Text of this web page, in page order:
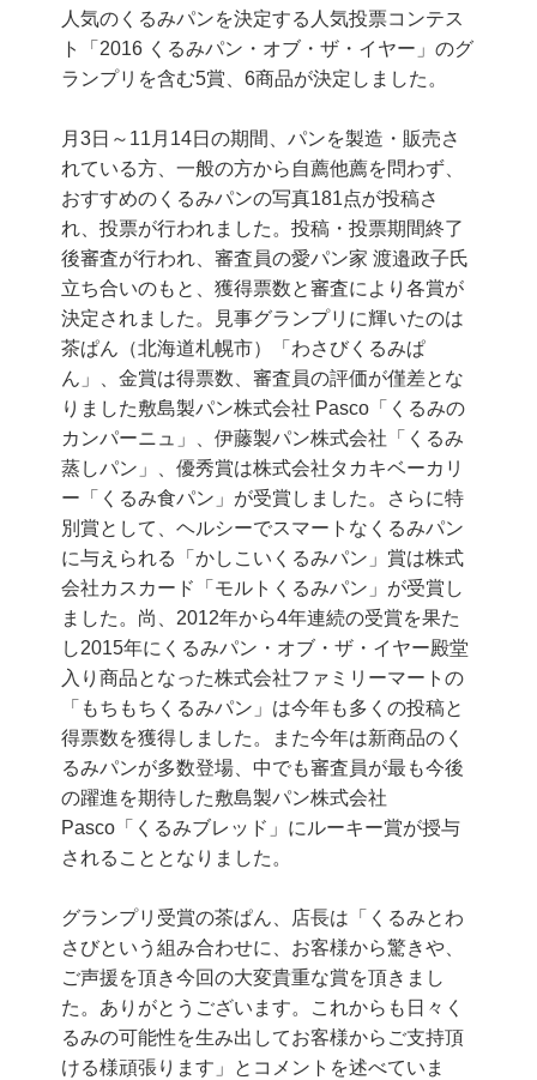
人気のくるみパンを決定する人気投票コンテス
ト「2016 くるみパン・オブ・ザ・イヤー」のグ
ランプリを含む5賞、6商品が決定しました。
月3日～11月14日の期間、パンを製造・販売さ
れている方、一般の方から自薦他薦を問わず、
おすすめのくるみパンの写真181点が投稿さ
れ、投票が行われました。投稿・投票期間終了
後審査が行われ、審査員の愛パン家 渡邉政子氏
立ち合いのもと、獲得票数と審査により各賞が
決定されました。見事グランプリに輝いたのは
茶ぱん（北海道札幌市）「わさびくるみぱ
ん」、金賞は得票数、審査員の評価が僅差とな
りました敷島製パン株式会社 Pasco「くるみの
カンパーニュ」、伊藤製パン株式会社「くるみ
蒸しパン」、優秀賞は株式会社タカキベーカリ
ー「くるみ食パン」が受賞しました。さらに特
別賞として、ヘルシーでスマートなくるみパン
に与えられる「かしこいくるみパン」賞は株式
会社カスカード「モルトくるみパン」が受賞し
ました。尚、2012年から4年連続の受賞を果た
し2015年にくるみパン・オブ・ザ・イヤー殿堂
入り商品となった株式会社ファミリーマートの
「もちもちくるみパン」は今年も多くの投稿と
得票数を獲得しました。また今年は新商品のく
るみパンが多数登場、中でも審査員が最も今後
の躍進を期待した敷島製パン株式会社
Pasco「くるみブレッド」にルーキー賞が授与
されることとなりました。
グランプリ受賞の茶ぱん、店長は「くるみとわ
さびという組み合わせに、お客様から驚きや、
ご声援を頂き今回の大変貴重な賞を頂きまし
た。ありがとうございます。これからも日々く
るみの可能性を生み出してお客様からご支持頂
ける様頑張ります」とコメントを述べていま